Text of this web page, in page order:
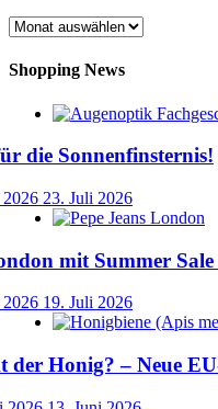
Archiv
Shopping News
die Sonnenfinsternis!
23. Juli 2026
mit Summer
19. Juli 2026
der Honig? – Neue